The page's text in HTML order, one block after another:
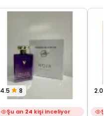
4.5 8
Şu an 24 kişi inceliyor
2.0
Şu